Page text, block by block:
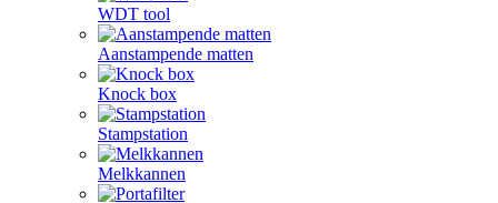
WDT tool
Aanstampende matten
Knock box
Stampstation
Melkkannen